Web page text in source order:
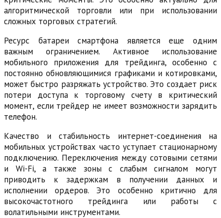
алгоритмической торговли или при использовании
сложных торговых стратегий.
Ресурс батареи смартфона является еще одним
важным ограничением. Активное использование
мобильного приложения для трейдинга, особенно с
постоянно обновляющимися графиками и котировками,
может быстро разряжать устройство. Это создает риск
потери доступа к торговому счету в критический
момент, если трейдер не имеет возможности зарядить
телефон.
Качество и стабильность интернет-соединения на
мобильных устройствах часто уступает стационарному
подключению. Переключения между сотовыми сетями
и Wi-Fi, а также зоны с слабым сигналом могут
приводить к задержкам в получении данных и
исполнении ордеров. Это особенно критично для
высокочастотного трейдинга или работы с
волатильными инструментами.